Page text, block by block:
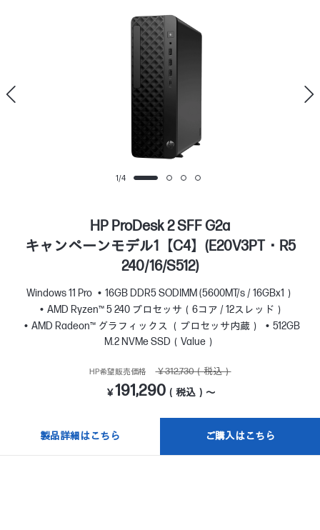
1/4
HP ProDesk 2 SFF G2a
キャンペーンモデル1【C4】(E20V3PT・R5
240/16/S512)
Windows 11 Pro
16GB DDR5 SODIMM (5600MT/s / 16GBx1）
AMD Ryzen™ 5 240 プロセッサ（6コア / 12スレッド）
AMD Radeon™ グラフィックス （プロセッサ内蔵）
512GB
M.2 NVMe SSD（Value）
HP希望販売価格 ￥312,730（税込）
￥191,290（税込）～
製品詳細はこちら ご購入はこちら